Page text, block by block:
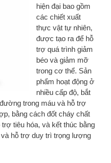
hiện đại bao gồm
các chiết xuất
thực vật tự nhiên,
được tạo ra để hỗ
trợ quá trình giảm
béo và giảm mỡ
trong cơ thể. Sản
phẩm hoạt động ở
nhiều cấp độ, bắt
trong máu và hỗ trợ
bằng cách đốt cháy chất
tiêu hóa, và kết thúc bằng
hỗ trợ duy trì trọng lượng